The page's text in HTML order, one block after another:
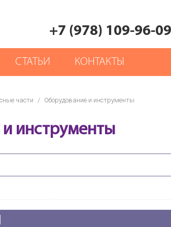
+7 (978) 109-96-09
СТАТЬИ КОНТАКТЫ
части / Оборудование и инструменты
инструменты